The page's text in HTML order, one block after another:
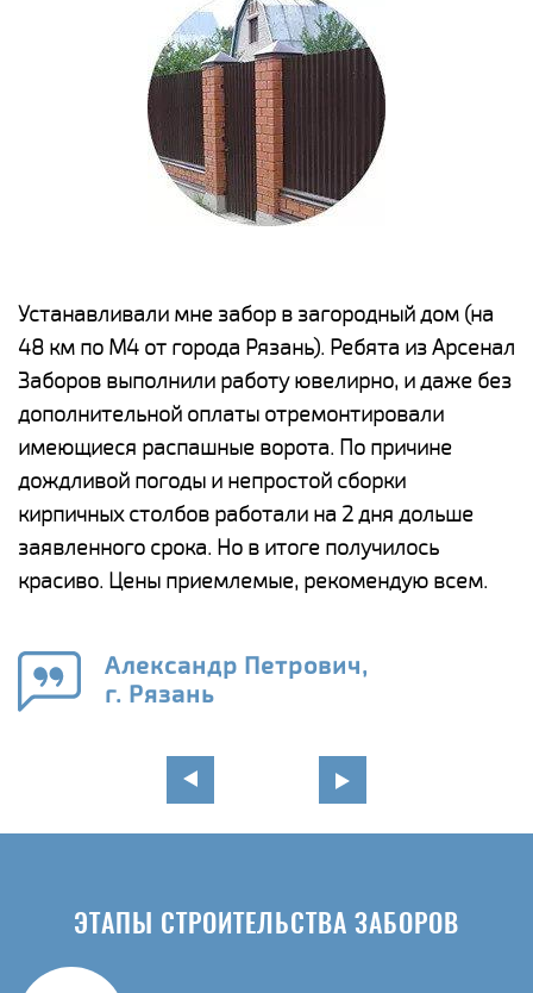
Устанавливали мне забор в загородный дом (на
48 км по М4 от города Рязань). Ребята из Арсенал
Заборов выполнили работу ювелирно, и даже без
дополнительной оплаты отремонтировали
имеющиеся распашные ворота. По причине
дождливой погоды и непростой сборки
кирпичных столбов работали на 2 дня дольше
заявленного срока. Но в итоге получилось
красиво. Цены приемлемые, рекомендую всем.
Александр Петрович,
г. Рязань
ЭТАПЫ СТРОИТЕЛЬСТВА ЗАБОРОВ